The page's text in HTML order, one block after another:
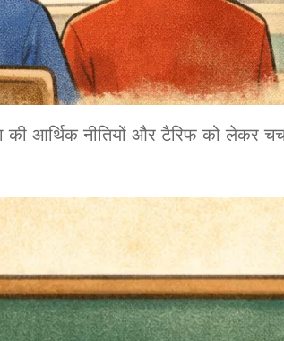
आर्थिक नीतियों और टैरिफ को लेकर